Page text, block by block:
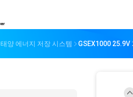
태양 에너지 저장 시스템 GSEX1000 25.9V